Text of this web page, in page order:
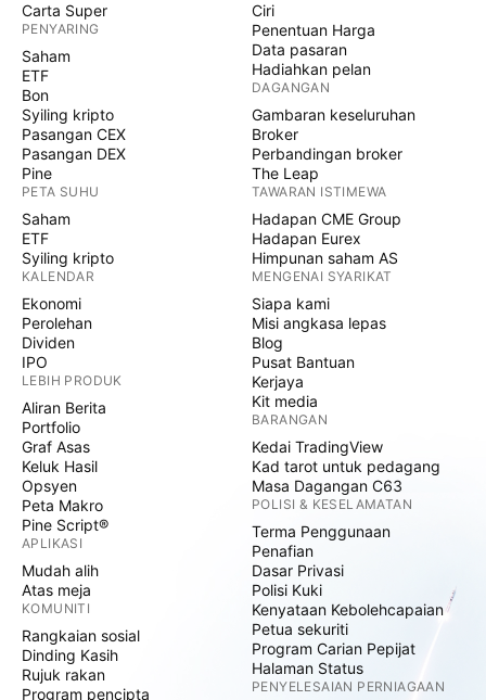
Carta Super
PENYARING
Saham
ETF
Bon
Syiling kripto
Pasangan CEX
Pasangan DEX
Pine
PETA SUHU
Saham
ETF
Syiling kripto
KALENDAR
Ekonomi
Perolehan
Dividen
IPO
LEBIH PRODUK
Aliran Berita
Portfolio
Graf Asas
Keluk Hasil
Opsyen
Peta Makro
Pine Script®
APLIKASI
Mudah alih
Atas meja
KOMUNITI
Rangkaian sosial
Dinding Kasih
Rujuk rakan
Program pencipta
Ciri
Penentuan Harga
Data pasaran
Hadiahkan pelan
DAGANGAN
Gambaran keseluruhan
Broker
Perbandingan broker
The Leap
TAWARAN ISTIMEWA
Hadapan CME Group
Hadapan Eurex
Himpunan saham AS
MENGENAI SYARIKAT
Siapa kami
Misi angkasa lepas
Blog
Pusat Bantuan
Kerjaya
Kit media
BARANGAN
Kedai TradingView
Kad tarot untuk pedagang
Masa Dagangan C63
POLISI & KESELAMATAN
Terma Penggunaan
Penafian
Dasar Privasi
Polisi Kuki
Kenyataan Kebolehcapaian
Petua sekuriti
Program Carian Pepijat
Halaman Status
PENYELESAIAN PERNIAGAAN